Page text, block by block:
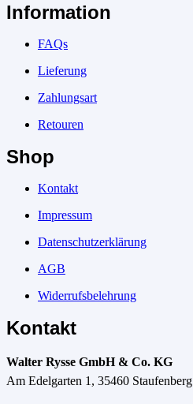
Information
FAQs
Lieferung
Zahlungsart
Retouren
Shop
Kontakt
Impressum
Datenschutzerklärung
AGB
Widerrufsbelehrung
Kontakt
Walter Rysse GmbH & Co. KG
Am Edelgarten 1, 35460 Staufenberg